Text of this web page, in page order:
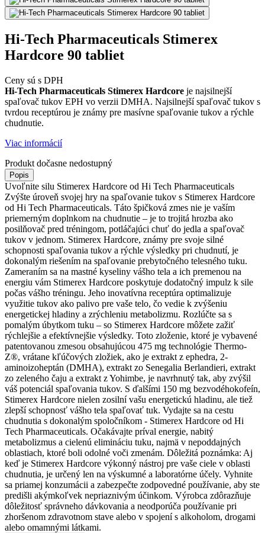
Hi-Tech Pharmaceuticals Stimerex
Hardcore 90 tabliet
Ceny sú s DPH
Hi-Tech Pharmaceuticals Stimerex Hardcore je najsilnejší
spaľovač tukov EPH vo verzii DMHA. Najsilnejší spaľovač tukov s
tvrdou receptúrou je známy pre masívne spaľovanie tukov a rýchle
chudnutie.
Viac informácií
Produkt dočasne nedostupný
Popis
Uvoľnite silu Stimerex Hardcore od Hi Tech Pharmaceuticals
Zvýšte úroveň svojej hry na spaľovanie tukov s Stimerex Hardcore
od Hi Tech Pharmaceuticals. Táto špičková zmes nie je vaším
priemerným doplnkom na chudnutie – je to trojitá hrozba ako
posilňovač pred tréningom, potláčajúci chuť do jedla a spaľovač
tukov v jednom. Stimerex Hardcore, známy pre svoje silné
schopnosti spaľovania tukov a rýchle výsledky pri chudnutí, je
dokonalým riešením na spaľovanie prebytočného telesného tuku.
Zameraním sa na mastné kyseliny vášho tela a ich premenou na
energiu vám Stimerex Hardcore poskytuje dodatočný impulz k sile
počas vášho tréningu. Jeho inovatívna receptúra ​​optimalizuje
využitie tukov ako palivo pre vaše telo, čo vedie k zvýšeniu
energetickej hladiny a zrýchleniu metabolizmu. Rozlúčte sa s
pomalým úbytkom tuku – so Stimerex Hardcore môžete zažiť
rýchlejšie a efektívnejšie výsledky. Toto zloženie, ktoré je vybavené
patentovanou zmesou obsahujúcou 475 mg technológie Thermo-
Z®, vrátane kľúčových zložiek, ako je extrakt z ephedra, 2-
aminoizoheptán (DMHA), extrakt zo Senegalia Berlandieri, extrakt
zo zeleného čaju a extrakt z Yohimbe, je navrhnutý tak, aby zvýšil
váš potenciál spaľovania tukov. S ďalšími 150 mg bezvodéhokofeín,
Stimerex Hardcore nielen zosilní vašu energetickú hladinu, ale tiež
zlepší schopnosť vášho tela spaľovať tuk. Vydajte sa na cestu
chudnutia s dokonalým spoločníkom - Stimerex Hardcore od Hi
Tech Pharmaceuticals. Očakávajte príval energie, nabitý
metabolizmus a cielenú elimináciu tuku, najmä v nepoddajných
oblastiach, ktoré boli odolné voči zmenám. Dôležitá poznámka: Aj
keď je Stimerex Hardcore výkonný nástroj pre vaše ciele v oblasti
chudnutia, je určený len na výskumné a laboratórne účely. Vyhnite
sa priamej konzumácii a zabezpečte zodpovedné používanie, aby ste
predišli akýmkoľvek nepriaznivým účinkom. Výrobca zdôrazňuje
dôležitosť správneho dávkovania a neodporúča používanie pri
zhoršenom zdravotnom stave alebo v spojení s alkoholom, drogami
alebo omamnými látkami.